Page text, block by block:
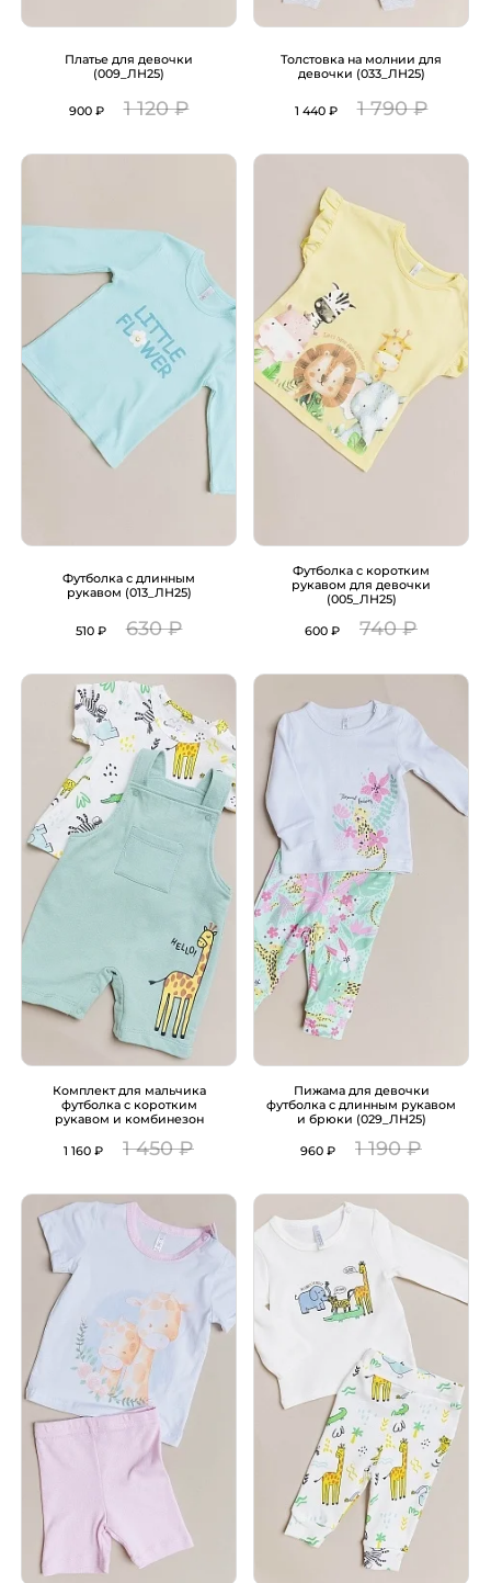
Платье для девочки
(009_ЛН25)
900 ₽ 1 120 ₽
Толстовка на молнии для
девочки (033_ЛН25)
1 440 ₽ 1 790 ₽
Футболка с длинным
рукавом (013_ЛН25)
510 ₽ 630 ₽
Футболка с коротким
рукавом для девочки
(005_ЛН25)
600 ₽ 740 ₽
Комплект для мальчика
футболка с коротким
рукавом и комбинезон
1 160 ₽
1 450 ₽
Пижама для девочки
футболка с длинным рукавом
и брюки (029_ЛН25)
960 ₽ 1 190 ₽